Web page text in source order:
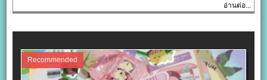
อ่านต่อ...
Recommended